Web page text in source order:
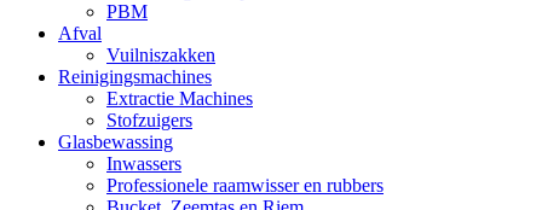
PBM
Afval
Vuilniszakken
Reinigingsmachines
Extractie Machines
Stofzuigers
Glasbewassing
Inwassers
Professionele raamwisser en rubbers